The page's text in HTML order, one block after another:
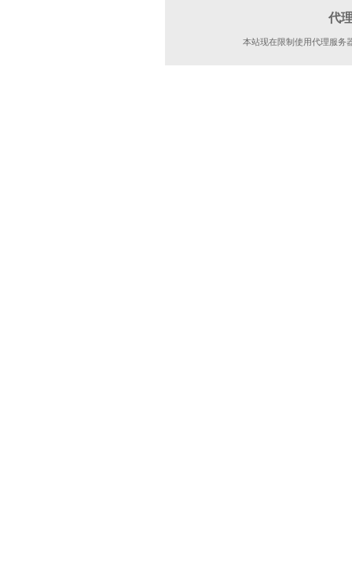
代
本站现在限制使用代理服务